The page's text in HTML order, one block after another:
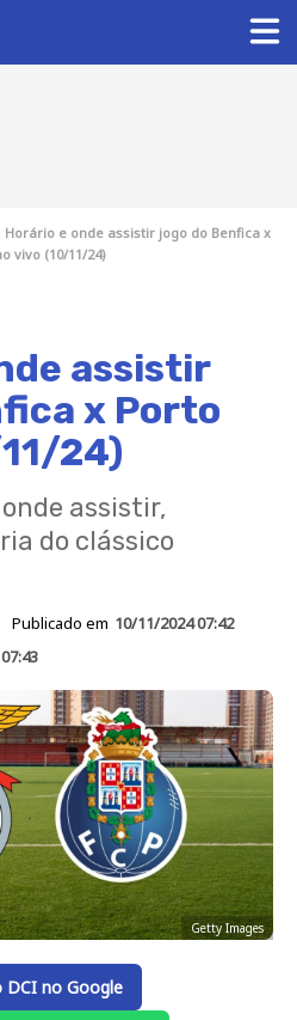
Horário e onde assistir jogo do Benfica x
vivo (10/11/24)
assistir
x Porto
24)
assistir,
do clássico
Publicado em 10/11/2024 07:42
Getty Images
DCI no Google